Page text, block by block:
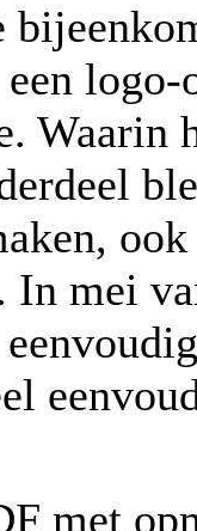
logo-
In mei
met